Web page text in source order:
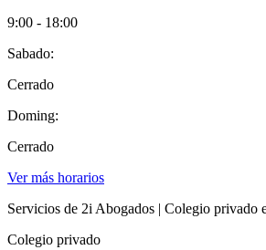
9:00 - 18:00
Sabado:
Cerrado
Doming:
Cerrado
Ver más horarios
Servicios de 2i Abogados | Colegio privado
Colegio privado